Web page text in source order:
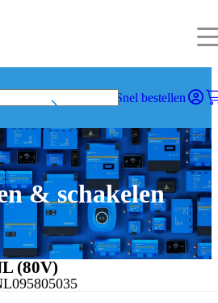
Snel bestellen
& schakelen
(80V)